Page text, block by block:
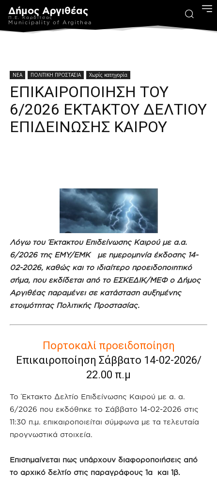
Δήμος Αργιθέας
Π.Ε. Καρδίτσας
Municipality of Argithea
ΝΕΑ ΠΟΛΙΤΙΚΗ ΠΡΟΣΤΑΣΙΑ Χωρίς κατηγορία
ΕΠΙΚΑΙΡΟΠΟΙΗΣΗ ΤΟΥ
6/2026 ΕΚΤΑΚΤΟΥ ΔΕΛΤΙΟΥ
ΕΠΙΔΕΙΝΩΣΗΣ ΚΑΙΡΟΥ
Λόγω του Έκτακτου Επιδείνωσης Καιρού με α.α.
6/2026 της ΕΜΥ/ΕΜΚ με ημερομηνία έκδοσης 14-
02-2026, καθώς και το ιδιαίτερο προειδοποιητικό
σήμα, που εκδίδεται από το ΕΣΚΕΔΙΚ/ΜΕΦ ο Δήμος
Αργιθέας παραμένει σε κατάσταση αυξημένης
ετοιμότητας Πολιτικής Προστασίας.
Πορτοκαλί προειδοποίηση
Επικαιροποίηση Σάββατο 14-02-2026/
22.00 π.μ
Το Έκτακτο Δελτίο Επιδείνωσης Καιρού με α. α.
6/2026 που εκδόθηκε το Σάββατο 14-02-2026 στις
11:30 π.μ. επικαιροποιείται σύμφωνα με τα τελευταία
προγνωστικά στοιχεία.
Επισημαίνεται πως υπάρχουν διαφοροποιήσεις από
το αρχικό δελτίο στις παραγράφους 1α και 1β.